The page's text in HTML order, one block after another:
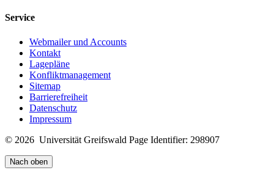
Service
Webmailer und Accounts
Kontakt
Lagepläne
Konfliktmanagement
Sitemap
Barrierefreiheit
Datenschutz
Impressum
© 2026 Universität Greifswald Page Identifier: 298907
Nach oben